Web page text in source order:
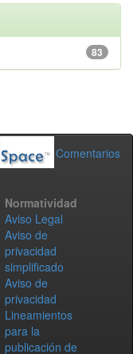
83
Comentarios
Normatividad
Aviso Legal
Aviso de
privacidad
simplificado
Aviso de
privacidad
Lineamientos
para la
publicación de